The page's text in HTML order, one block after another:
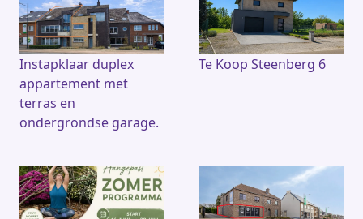
Instapklaar duplex
appartement met
terras en
ondergrondse garage.
Te Koop Steenberg 6